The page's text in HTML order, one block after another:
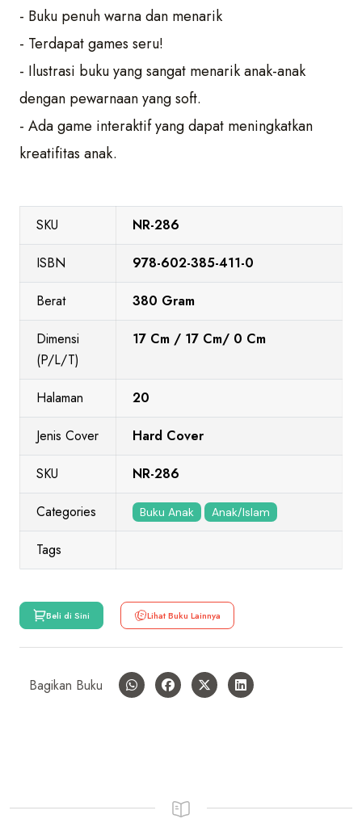
- Buku penuh warna dan menarik
- Terdapat games seru!
- Ilustrasi buku yang sangat menarik anak-anak
dengan pewarnaan yang soft.
- Ada game interaktif yang dapat meningkatkan
kreatifitas anak.
SKU NR-286
ISBN 978-602-385-411-0
Berat 380 Gram
Dimensi
(P/L/T)
17 Cm / 17 Cm/ 0 Cm
Halaman 20
Jenis Cover Hard Cover
SKU NR-286
Categories Buku Anak Anak/Islam
Tags
Beli di Sini Lihat Buku Lainnya
Bagikan Buku